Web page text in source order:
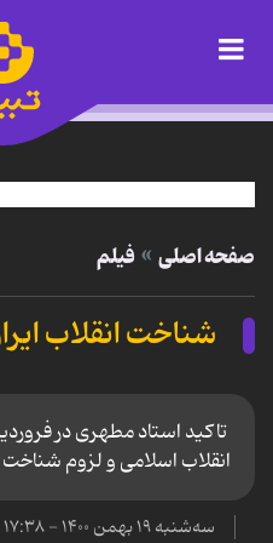
صفحه اصلی فیلم
شناخت انقلاب
انقلاب اسلامی و لزوم
سه‌شنبه ۱۹ بهمن ۱۴۰۰ - ۱۷:۳۸